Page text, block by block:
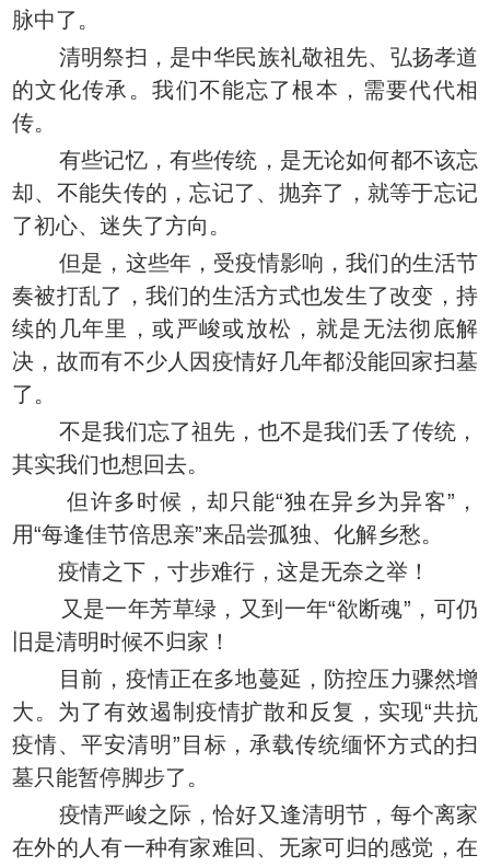
脉中了。
清明祭扫，是中华民族礼敬祖先、弘扬孝道
的文化传承。我们不能忘了根本，需要代代相
传。
有些记忆，有些传统，是无论如何都不该忘
却、不能失传的，忘记了、抛弃了，就等于忘记
了初心、迷失了方向。
但是，这些年，受疫情影响，我们的生活节
奏被打乱了，我们的生活方式也发生了改变，持
续的几年里，或严峻或放松，就是无法彻底解
决，故而有不少人因疫情好几年都没能回家扫墓
了。
不是我们忘了祖先，也不是我们丢了传统，
其实我们也想回去。
但许多时候，却只能“独在异乡为异客”，
用“每逢佳节倍思亲”来品尝孤独、化解乡愁。
疫情之下，寸步难行，这是无奈之举！
又是一年芳草绿，又到一年“欲断魂”，可仍
旧是清明时候不归家！
目前，疫情正在多地蔓延，防控压力骤然增
大。为了有效遏制疫情扩散和反复，实现“共抗
疫情、平安清明”目标，承载传统缅怀方式的扫
墓只能暂停脚步了。
疫情严峻之际，恰好又逢清明节，每个离家
在外的人有一种有家难回、无家可归的感觉，在